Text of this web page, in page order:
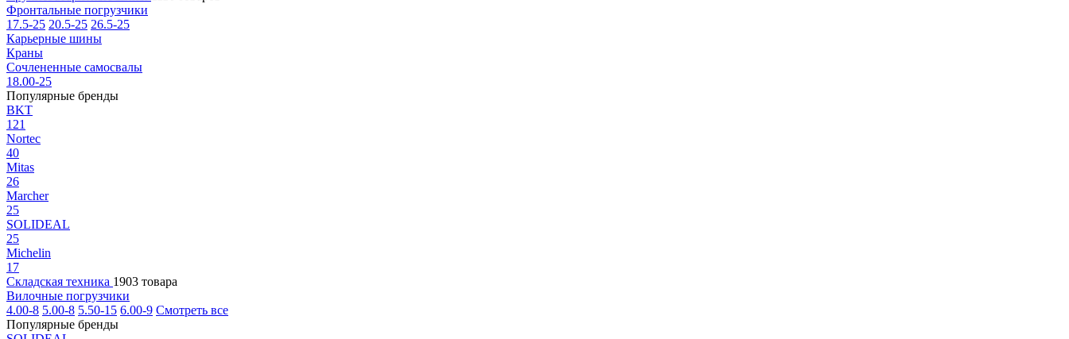
Фронтальные погрузчики
17.5-25 20.5-25 26.5-25
Карьерные шины
Краны
Сочлененные самосвалы
18.00-25
Популярные бренды
BKT
121
Nortec
40
Mitas
26
Marcher
25
SOLIDEAL
25
Michelin
17
Складская техника 1903 товара
Вилочные погрузчики
4.00-8 5.00-8 5.50-15 6.00-9 Смотреть все
Популярные бренды